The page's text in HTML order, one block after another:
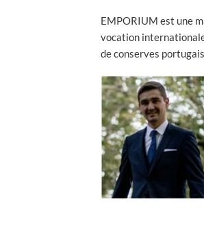
EMPORIUM est une
vocation
de conserves